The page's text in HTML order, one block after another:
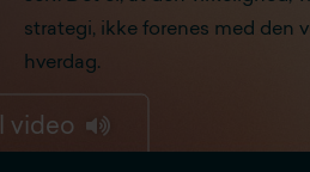
strategi, ikke forenes med den
hverdag.